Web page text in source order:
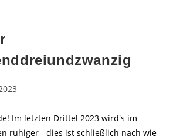
Im letzten Drittel 2023 wird's im
ruhiger - dies ist schließlich nach wie